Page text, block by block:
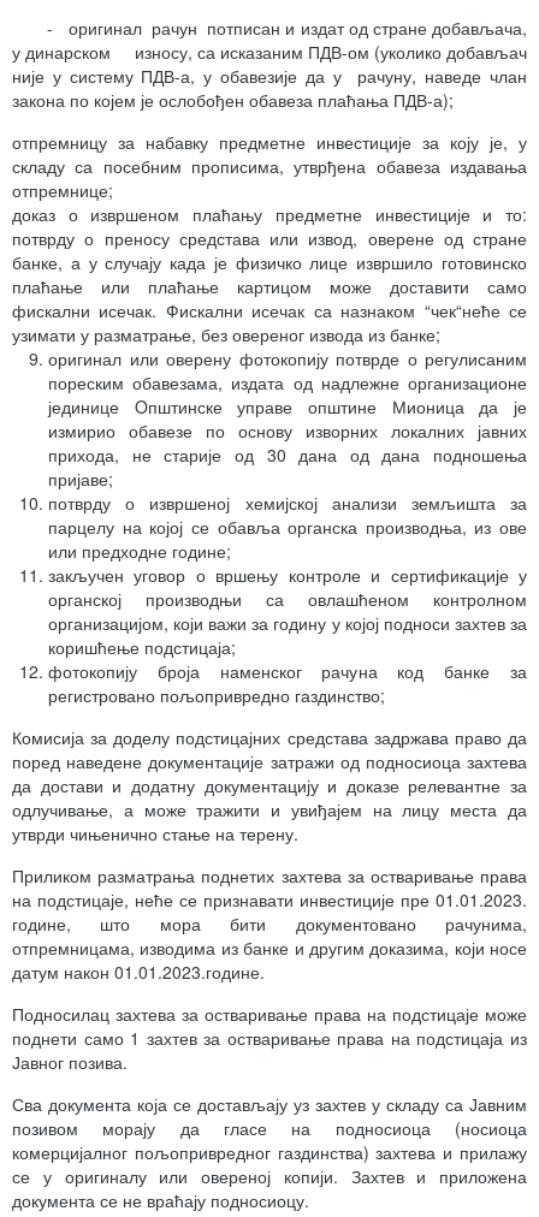
- оригинал рачун потписан и издат од стране добављача,
у динарском износу, са исказаним ПДВ-ом (уколико добављач
није у систему ПДВ-а, у обавезије да у рачуну, наведе члан
закона по којем је ослобођен обавеза плаћања ПДВ-а);
отпремницу за набавку предметне инвестиције за коју је, у
складу са посебним прописима, утврђена обавеза издавања
отпремнице;
доказ о извршеном плаћању предметне инвестиције и то:
потврду о преносу средстава или извод, оверене од стране
банке, а у случају када је физичко лице извршило готовинско
плаћање или плаћање картицом може доставити само
фискални исечак. Фискални исечак са назнаком “чек“неће се
узимати у разматрање, без овереног извода из банке;
оригинал или оверену фотокопију потврде о регулисаним
пореским обавезама, издата од надлежне организационе
јединице Oпштинске управе општине Мионица да је
измирио обавезе по основу изворних локалних јавних
прихода, не старије од 30 дана од дана подношења
пријаве;
потврду о извршеној хемијској анализи земљишта за
парцелу на којој се обавља органска производња, из ове
или предходне године;
закључен уговор о вршењу контроле и сертификације у
органској производњи са овлашћеном контролном
организацијом, који важи за годину у којој подноси захтев за
коришћење подстицаја;
фотокопију броја наменског рачуна код банке за
регистровано пољопривредно газдинство;
Комисија за доделу подстицајних средстава задржава право да
поред наведене документације затражи од подносиоца захтева
да достави и додатну документацију и доказе релевантне за
одлучивање, а може тражити и увиђајем на лицу места да
утврди чињенично стање на терену.
Приликом разматрања поднетих захтева за остваривање права
на подстицаје, неће се признавати инвестиције пре 01.01.2023.
године, што мора бити документовано рачунима,
отпремницама, изводима из банке и другим доказима, који носе
датум након 01.01.2023.године.
Подносилац захтева за остваривање права на подстицаје може
поднети само 1 захтев за остваривање права на подстицаја из
Јавног позива.
Сва документа која се достављају уз захтев у складу са Јавним
позивом морају да гласе на подносиоца (носиоца
комерцијалног пољопривредног газдинства) захтева и прилажу
се у оригиналу или овереној копији. Захтев и приложена
документа се не враћају подносиоцу.